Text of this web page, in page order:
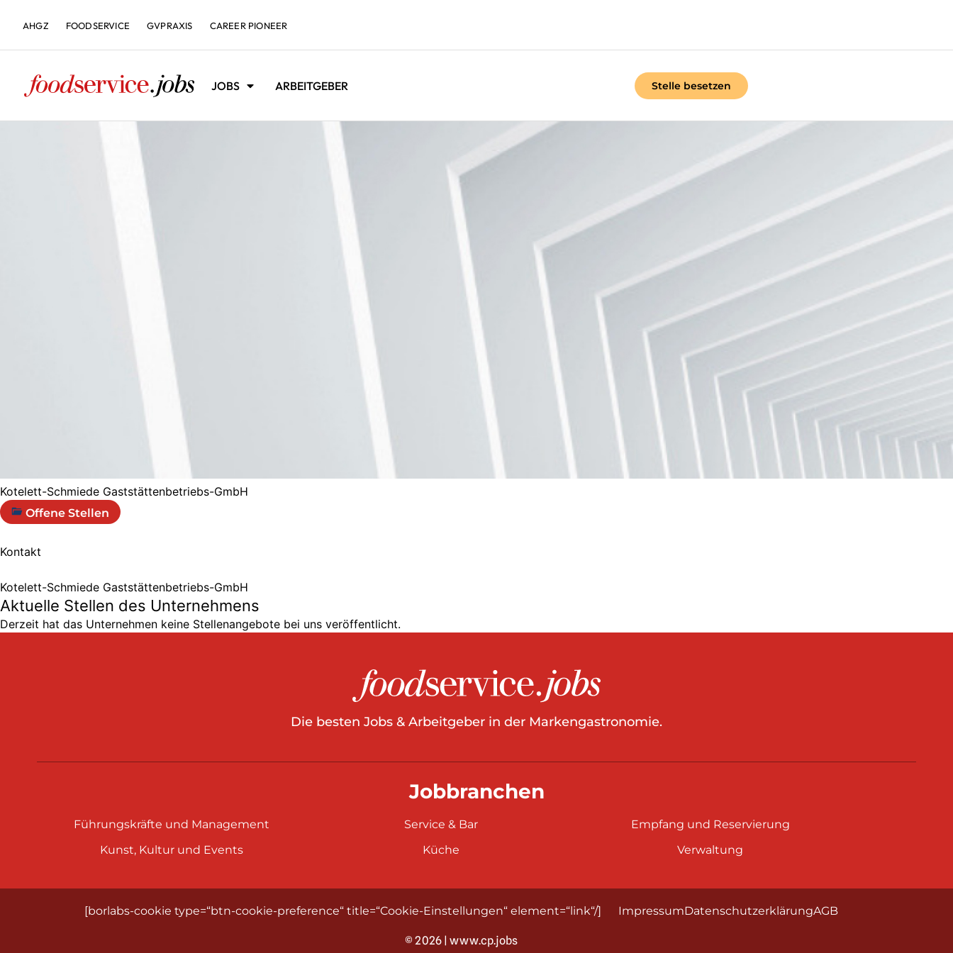
AHGZ FOODSERVICE GVPRAXIS CAREER PIONEER
JOBS ARBEITGEBER Stelle besetzen
Kotelett-Schmiede Gaststättenbetriebs-GmbH
Offene Stellen
Kontakt
Kotelett-Schmiede Gaststättenbetriebs-GmbH
Aktuelle Stellen des Unternehmens
Derzeit hat das Unternehmen keine Stellenangebote bei uns veröffentlicht.
Die besten Jobs & Arbeitgeber in der Markengastronomie.
Jobbranchen
Führungskräfte und Management
Kunst, Kultur und Events
Service & Bar
Küche
Empfang und Reservierung
Verwaltung
[borlabs-cookie type=“btn-cookie-preference“ title=“Cookie-Einstellungen“ element=“link“/] ImpressumDatenschutzerklärungAGB
© 2026 | www.cp.jobs